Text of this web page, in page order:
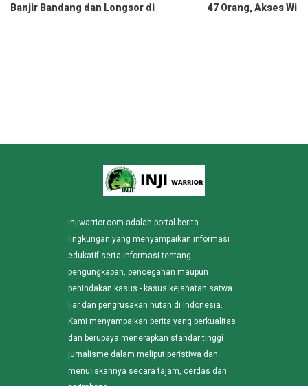
Banjir Bandang dan Longsor di
47 Orang, Akses
Injiwarrior.com adalah portal berita
lingkungan yang menyampaikan informasi
edukatif serta informasi tentang
pengungkapan, pencegahan maupun
penindakan kasus - kasus kejahatan satwa
liar dan pengrusakan hutan di Indonesia.
Kami menyampaikan berita yang berkualitas
dan berupaya menerapkan standar tinggi
jurnalisme dalam meliput peristiwa dan
menuliskannya secara tajam, cerdas dan